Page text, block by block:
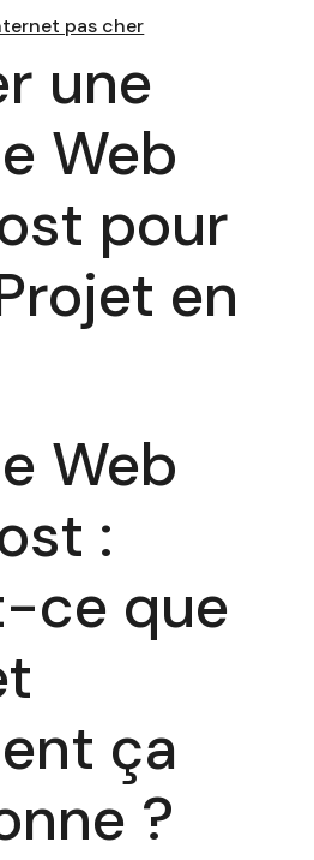
pas cher
une
Web
pour
en
Web
:
ce que
ça
?